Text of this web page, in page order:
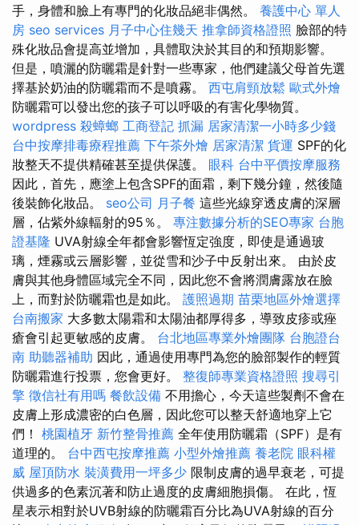
手，身體和臉上有專門的化妝品絕非偶然。 養護中心 單人
房 seo services 月子中心住幾天 推拿師資格證照 臉部的特
殊化妝品會提高並增加，具體取決於其目的和預期影響。
但是，噴灑的防曬霜是針對一些專家，他們建議父母首先選
擇基於奶油的防曬霜而不是噴霧。 西屯肩頸放鬆 歐式外燴
防曬霜可以發出您的孩子可以呼吸的有害化學物質。
wordpress 殺蟑螂 工商登記 抓漏 居家清潔一小時多少錢
台中按摩排毒療程推薦 下午茶外燴 居家清潔 貨運 SPF的化
妝整天不提供精確甚至提供保護。 眼科 台中平價按摩服務
因此，首先，應塗上包含SPF的面霜，剩下幾分鐘，然後隨
後裝飾化妝品。 seo公司 月子餐 這些光線穿透皮膚的深層
層，佔紫外線輻射的95％。 專注數據分析的SEO專家 台胞
證基隆 UVA射線全年都會影響恆定強度，即使是通過玻
璃，煙霧或云層影響，並從雪和沙子中反射出來。 由於皮
膚與其他身體區域完全不同，因此您不會將潤膚露放在臉
上，而對於防曬霜也是如此。 護照過期 苗栗地區外燴選擇
台南搬家 大多數太陽霜和太陽油都厚得多，導致皮疹或痤
瘡會引起更敏感的皮膚。 台北地區專業外燴團隊 台胞證台
南 助聽器補助 因此，通過使用專門為您的臉部製作的輕質
防曬霜進行投票，您會更好。 整復師專業資格證照 搜尋引
擎 徵信社有用嗎 餐飲設備 不用擔心，今天這些製劑不會在
皮膚上形成濃密的白色層，因此您可以整天舒適地穿上它
們！ 桃園植牙 新竹整骨推薦 全年使用防曬霜（SPF）是有
道理的。 台中西屯按摩推薦 小型外燴推薦 養老院 眼科權
威 屋頂防水 裝潢費用一坪多少 限制皮膚的過早衰老，可提
供過多的色素沉著和防止過度的皮膚細胞損傷。 在此，恆
星表示相對於UVB射線的防曬霜百分比為UVA射線的百分